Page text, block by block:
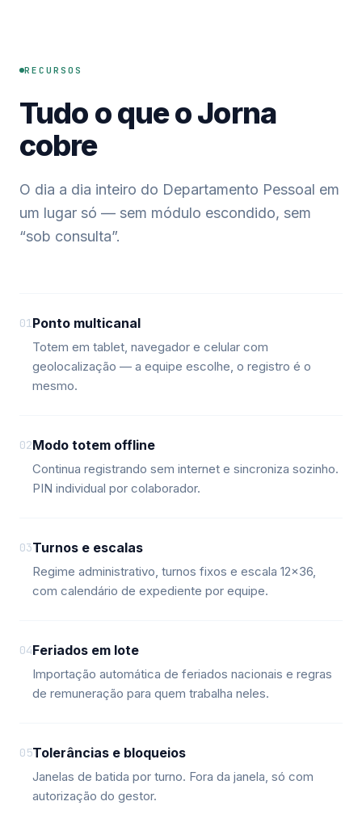
RECURSOS
Tudo o que o Jorna
cobre
O dia a dia inteiro do Departamento Pessoal em
um lugar só — sem módulo escondido, sem
“sob consulta”.
01Ponto multicanal
Totem em tablet, navegador e celular com
geolocalização — a equipe escolhe, o registro é o
mesmo.
02Modo totem offline
Continua registrando sem internet e sincroniza sozinho.
PIN individual por colaborador.
03Turnos e escalas
Regime administrativo, turnos fixos e escala 12x36,
com calendário de expediente por equipe.
04Feriados em lote
Importação automática de feriados nacionais e regras
de remuneração para quem trabalha neles.
05Tolerâncias e bloqueios
Janelas de batida por turno. Fora da janela, só com
autorização do gestor.